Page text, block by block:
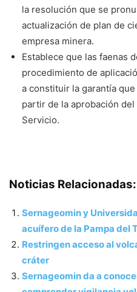
la resolución que se
actualización de plan de
empresa minera.
Establece que las faenas
procedimiento de
a constituir la garantía
partir de la aprobación
Servicio.
Noticias Relacionadas:
Sernageomin y
acuífero de la Pampa del
Restringen acceso al
cráter
Sernageomin da a